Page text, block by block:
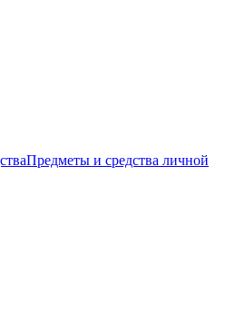
Предметы и средства личной